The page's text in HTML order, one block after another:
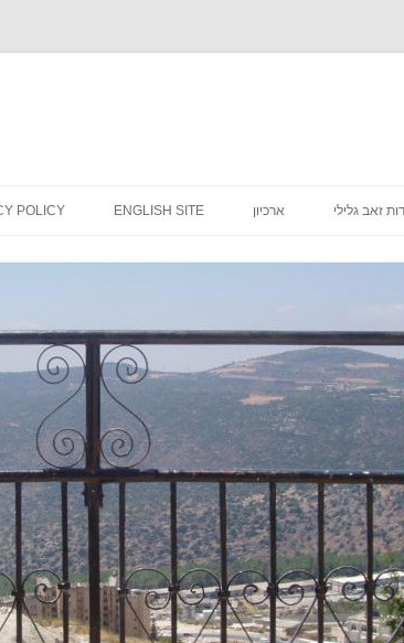
זאב גלילי ארכיון ENGLISH SITE
POLICY